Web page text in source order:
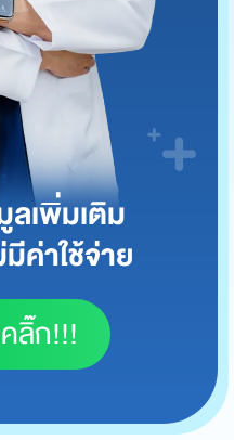
เพิ่มเติม
ค่าใช้จ่าย
ลิ๊ก!!!